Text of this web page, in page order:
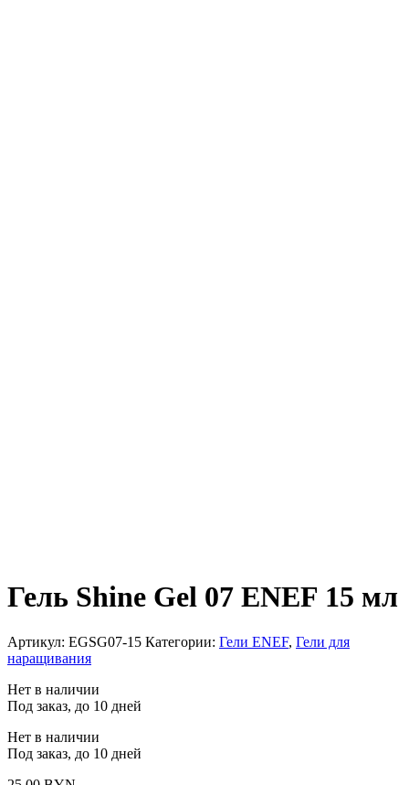
Гель Shine Gel 07 ENEF 15 мл
Артикул: EGSG07-15 Категории: Гели ENEF, Гели для
наращивания
Нет в наличии
Под заказ, до 10 дней
Нет в наличии
Под заказ, до 10 дней